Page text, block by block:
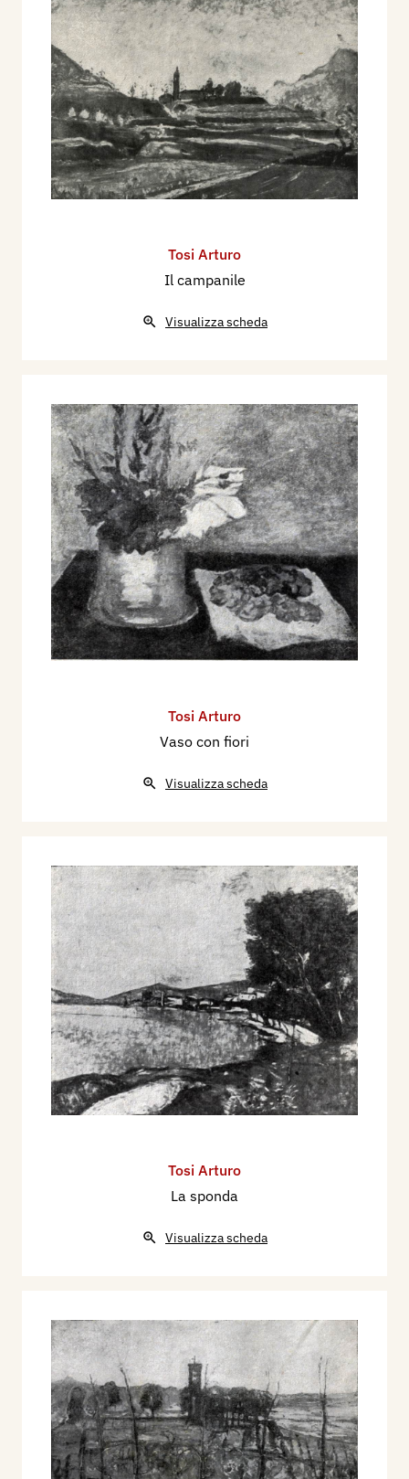
Tosi Arturo
Il campanile
Visualizza scheda
Tosi Arturo
Vaso con fiori
Visualizza scheda
Tosi Arturo
La sponda
Visualizza scheda